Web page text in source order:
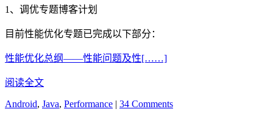
1、调优专题博客计划
目前性能优化专题已完成以下部分：
性能优化总纲——性能问题及性[……]
阅读全文
Android, Java, Performance | 34 Comments